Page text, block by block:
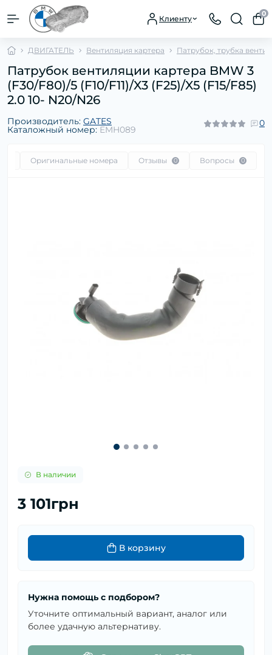
Клиенту
0
ДВИГАТЕЛЬ Вентиляция картера Патрубок, трубка
Патрубок вентиляции картера BMW 3
(F30/F80)/5 (F10/F11)/X3 (F25)/X5 (F15/F85)
2.0 10- N20/N26
Производитель: GATES
Каталожный номер: EMH089
0
Оригинальные номера Отзывы 0 Вопросы 0
В наличии
3 101грн
В корзину
Нужна помощь с подбором?
Уточните оптимальный вариант, аналог или
более удачную альтернативу.